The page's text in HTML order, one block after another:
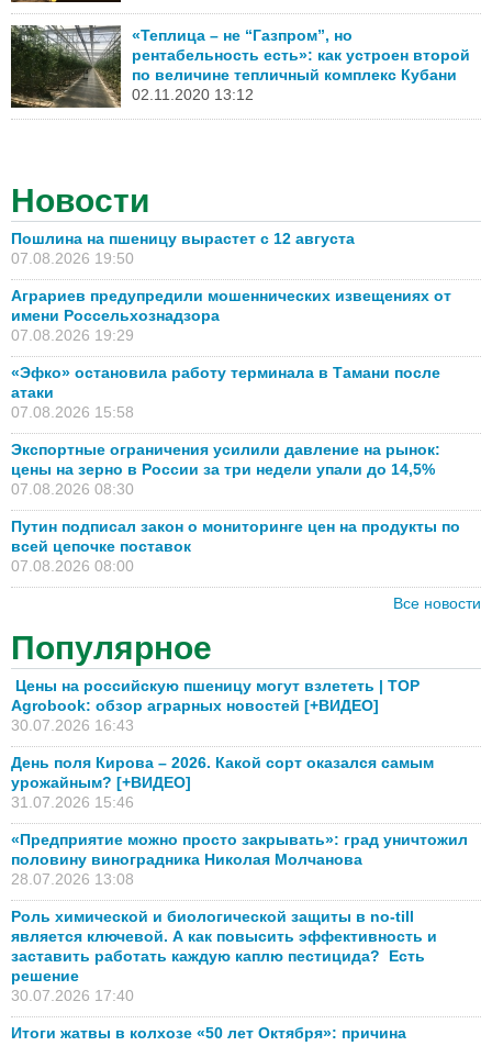
«Теплица – не “Газпром”, но
рентабельность есть»: как устроен второй
по величине тепличный комплекс Кубани
02.11.2020 13:12
Новости
Пошлина на пшеницу вырастет с 12 августа
07.08.2026 19:50
Аграриев предупредили мошеннических извещениях от
имени Россельхознадзора
07.08.2026 19:29
«Эфко» остановила работу терминала в Тамани после
атаки
07.08.2026 15:58
Экспортные ограничения усилили давление на рынок:
цены на зерно в России за три недели упали до 14,5%
07.08.2026 08:30
Путин подписал закон о мониторинге цен на продукты по
всей цепочке поставок
07.08.2026 08:00
Все новости
Популярное
Цены на российскую пшеницу могут взлететь | TOP
Agrobook: обзор аграрных новостей [+ВИДЕО]
30.07.2026 16:43
День поля Кирова – 2026. Какой сорт оказался самым
урожайным? [+ВИДЕО]
31.07.2026 15:46
«Предприятие можно просто закрывать»: град уничтожил
половину виноградника Николая Молчанова
28.07.2026 13:08
Роль химической и биологической защиты в no-till
является ключевой. А как повысить эффективность и
заставить работать каждую каплю пестицида? Есть
решение
30.07.2026 17:40
Итоги жатвы в колхозе «50 лет Октября»: причина